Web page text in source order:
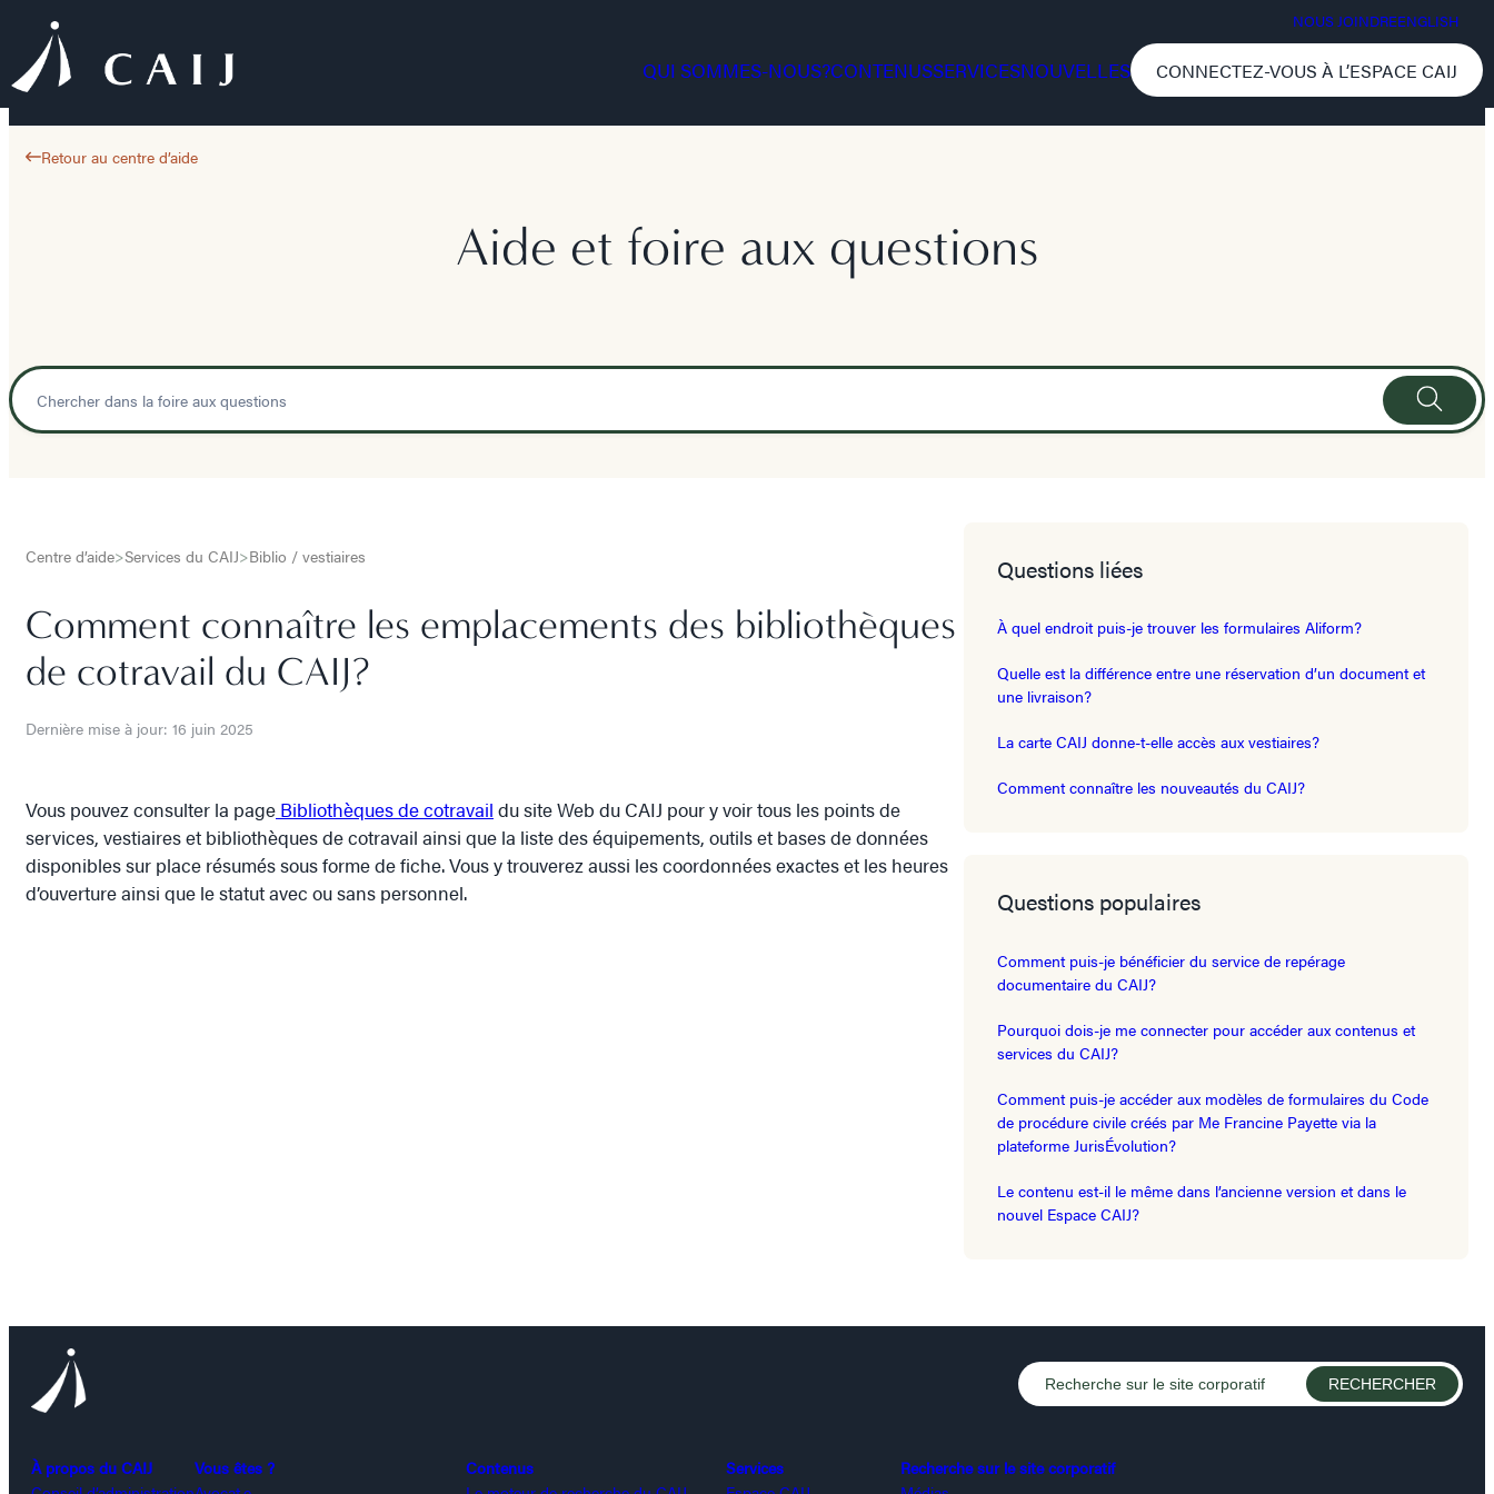
NOUS JOINDREENGLISH
QUI SOMMES-NOUS?CONTENUSSERVICESNOUVELLES CONNECTEZ-VOUS À L’ESPACE CAIJ
Retour au centre d’aide
Aide et foire aux questions
Centre d’aide>Services du CAIJ>Biblio / vestiaires
Comment connaître les emplacements des bibliothèques
de cotravail du CAIJ?
Dernière mise à jour: 16 juin 2025
Vous pouvez consulter la page Bibliothèques de cotravail du site Web du CAIJ pour y voir tous les points de
services, vestiaires et bibliothèques de cotravail ainsi que la liste des équipements, outils et bases de données
disponibles sur place résumés sous forme de fiche. Vous y trouverez aussi les coordonnées exactes et les heures
d’ouverture ainsi que le statut avec ou sans personnel.
Questions liées
À quel endroit puis-je trouver les formulaires Aliform?
Quelle est la différence entre une réservation d’un document et
une livraison?
La carte CAIJ donne-t-elle accès aux vestiaires?
Comment connaître les nouveautés du CAIJ?
Questions populaires
Comment puis-je bénéficier du service de repérage
documentaire du CAIJ?
Pourquoi dois-je me connecter pour accéder aux contenus et
services du CAIJ?
Comment puis-je accéder aux modèles de formulaires du Code
de procédure civile créés par Me Francine Payette via la
plateforme JurisÉvolution?
Le contenu est-il le même dans l’ancienne version et dans le
nouvel Espace CAIJ?
À propos du CAIJ
Vous êtes ?
Contenus
Services
Recherche sur le site corporatif